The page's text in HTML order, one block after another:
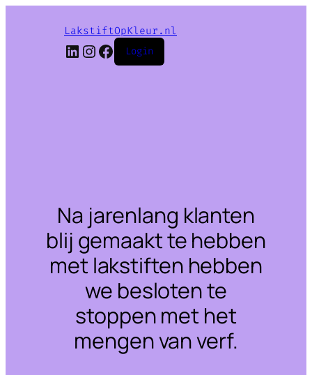
LakstiftOpKleur.nl
LinkedIn
Instagram
Facebook
Login
Na jarenlang klanten
blij gemaakt te hebben
met lakstiften hebben
we besloten te
stoppen met het
mengen van verf.